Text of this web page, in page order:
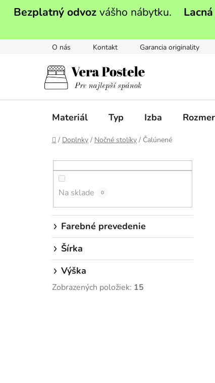
Bezplatný odvozvášho nábytku.
O nás Kontakt Garancia originality
Materiál Typ Izba Rozmer
Domov
/ Doplnky / Nočné stolíky / Čalúnené
Na sklade 0
Farebné prevedenie
Šírka
Výška
Zobrazených položiek: 15